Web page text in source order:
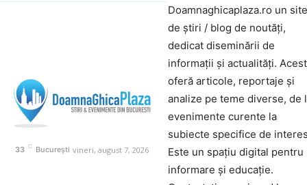
33 C București vineri, august 7, 2026
Doamnaghicaplaza.ro un site
de știri / blog de noutăți,
dedicat diseminării de
informații și actualități.
oferă articole, reportaje și
analize pe teme diverse, de
evenimente curente la
subiecte specifice de
Este un spațiu digital pentru
informare și educație.